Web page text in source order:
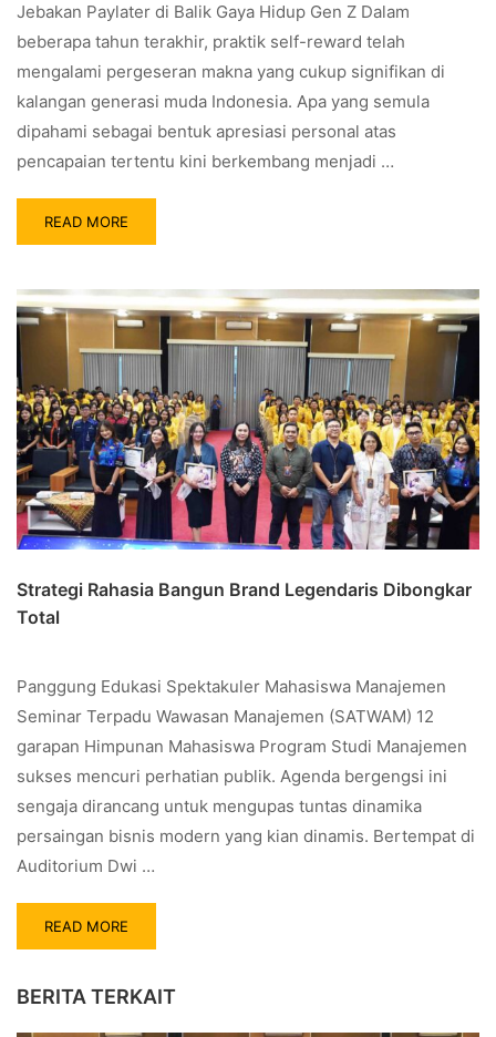
Jebakan Paylater di Balik Gaya Hidup Gen Z Dalam
beberapa tahun terakhir, praktik self-reward telah
mengalami pergeseran makna yang cukup signifikan di
kalangan generasi muda Indonesia. Apa yang semula
dipahami sebagai bentuk apresiasi personal atas
pencapaian tertentu kini berkembang menjadi …
READ MORE
Strategi Rahasia Bangun Brand Legendaris Dibongkar
Total
Panggung Edukasi Spektakuler Mahasiswa Manajemen
Seminar Terpadu Wawasan Manajemen (SATWAM) 12
garapan Himpunan Mahasiswa Program Studi Manajemen
sukses mencuri perhatian publik. Agenda bergengsi ini
sengaja dirancang untuk mengupas tuntas dinamika
persaingan bisnis modern yang kian dinamis. Bertempat di
Auditorium Dwi …
READ MORE
BERITA TERKAIT